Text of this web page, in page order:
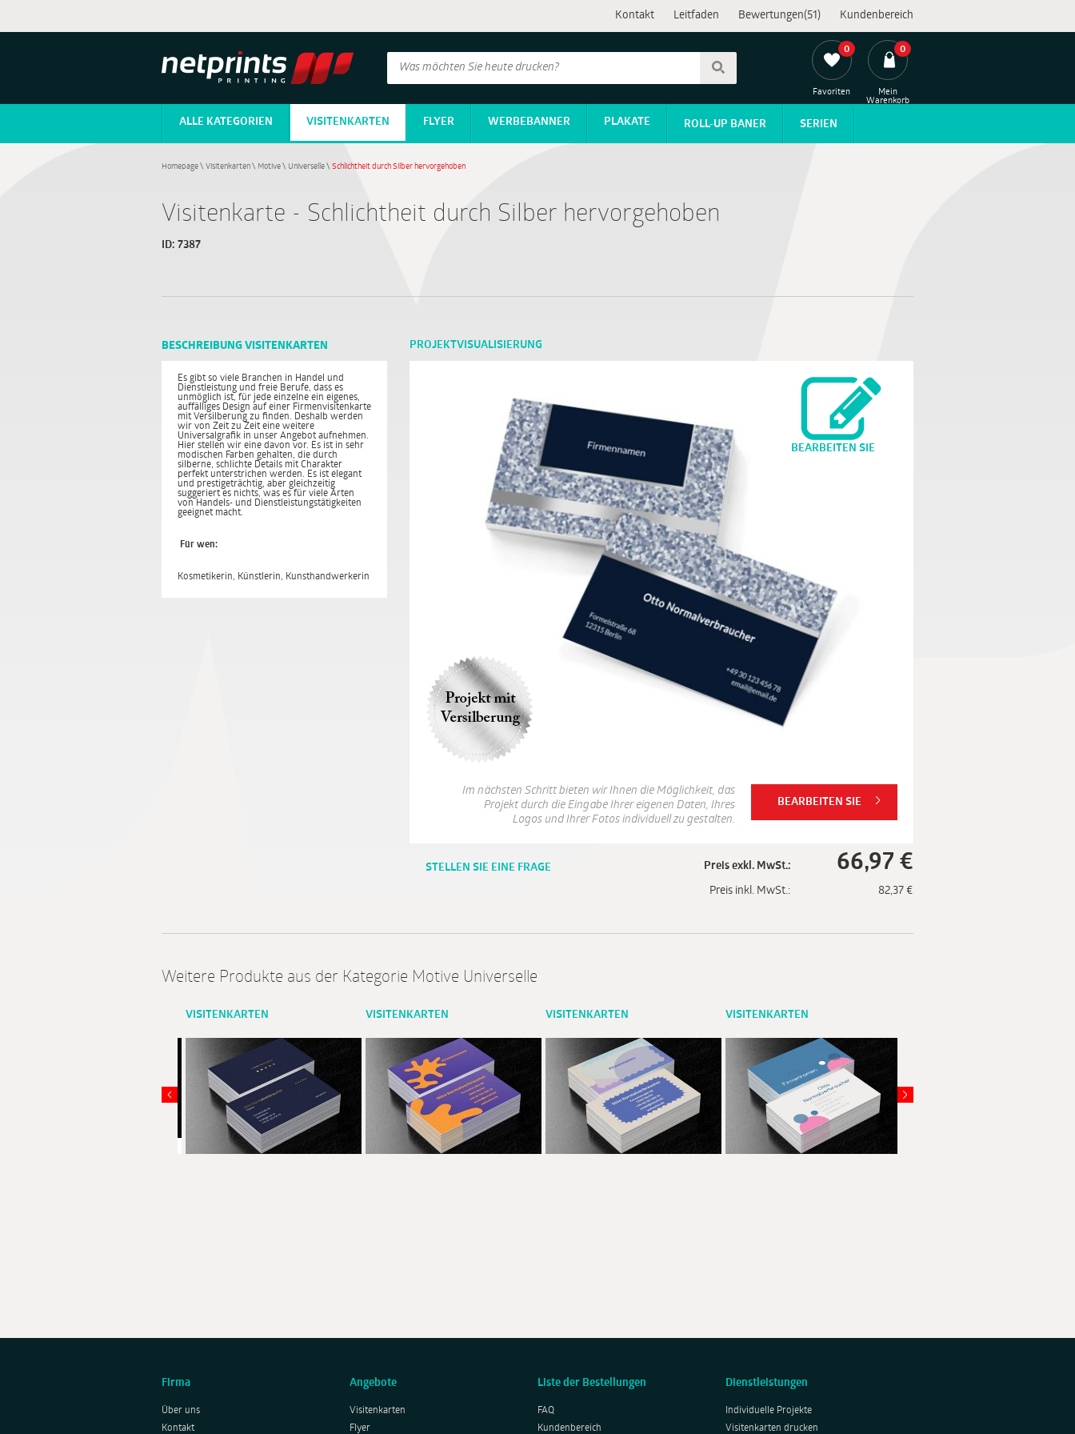
Kontakt Leitfaden Bewertungen(51) Kundenbereich
0
Favoriten
0
Mein
Warenkorb
ALLE KATEGORIEN VISITENKARTEN FLYER WERBEBANNER PLAKATE ROLL-UP BANER SERIEN
Homepage\ Visitenkarten\ Motive\ Universelle\ Schlichtheit durch Silber hervorgehoben
Visitenkarte - Schlichtheit durch Silber hervorgehoben
ID: 7387
PROJEKTVISUALISIERUNG
BEARBEITEN SIE
BEARBEITEN SIE
Im nächsten Schritt bieten wir Ihnen die Möglichkeit, das
Projekt durch die Eingabe Ihrer eigenen Daten, Ihres
Logos und Ihrer Fotos individuell zu gestalten.
STELLEN SIE EINE FRAGE Preis exkl. MwSt.: 66,97 €
Preis inkl. MwSt.: 82,37 €
BESCHREIBUNG VISITENKARTEN
Es gibt so viele Branchen in Handel und
Dienstleistung und freie Berufe, dass es
unmöglich ist, für jede einzelne ein eigenes,
auffälliges Design auf einer Firmenvisitenkarte
mit Versilberung zu finden. Deshalb werden
wir von Zeit zu Zeit eine weitere
Universalgrafik in unser Angebot aufnehmen.
Hier stellen wir eine davon vor. Es ist in sehr
modischen Farben gehalten, die durch
silberne, schlichte Details mit Charakter
perfekt unterstrichen werden. Es ist elegant
und prestigeträchtig, aber gleichzeitig
suggeriert es nichts, was es für viele Arten
von Handels- und Dienstleistungstätigkeiten
geeignet macht.
Für wen:
Kosmetikerin, Künstlerin, Kunsthandwerkerin
Weitere Produkte aus der Kategorie Motive Universelle
VISITENKARTEN VISITENKARTEN VISITENKARTEN VISITENKARTEN
Firma
Über uns
Kontakt
Angebote
Visitenkarten
Flyer
Liste der Bestellungen
FAQ
Kundenbereich
Dienstleistungen
Individuelle Projekte
Visitenkarten drucken